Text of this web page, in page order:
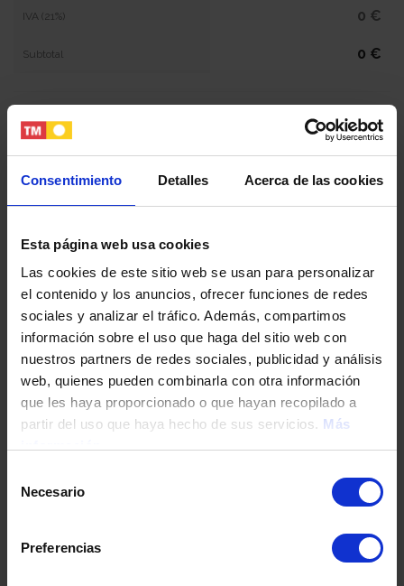
Consentimiento Detalles Acerca de las cookies
Esta página web usa cookies
Las cookies de este sitio web se usan para personalizar
el contenido y los anuncios, ofrecer funciones de redes
sociales y analizar el tráfico. Además, compartimos
información sobre el uso que haga del sitio web con
nuestros partners de redes sociales, publicidad y análisis
web, quienes pueden combinarla con otra información
que les haya proporcionado o que hayan recopilado a
partir del uso que haya hecho de sus servicios. Más
Necesario
Preferencias
Tu nombre y apellidos
Tu email
Tu teléfono
DNI / Pasaporte / NIE
IVA (21%) 0 €
Subtotal 0 €
Total NaN €